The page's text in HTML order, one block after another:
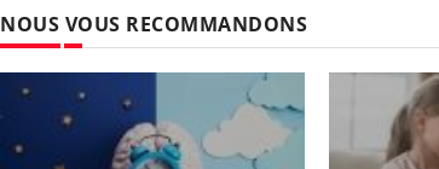
NOUS VOUS RECOMMANDONS